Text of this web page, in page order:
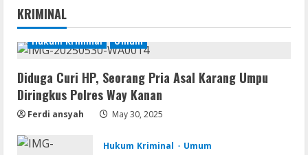
1
VL
Office 2021 Home & Student 64 bit ISO
Image .tоr𝚛еnt
KRIMINAL
Hukum Kriminal Umum
Diduga Curi HP, Seorang Pria Asal Karang Umpu
Diringkus Polres Way Kanan
Ferdi ansyah May 30, 2025
Hukum Kriminal Umum